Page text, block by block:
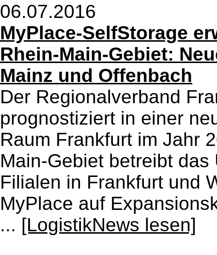
06.07.2016
MyPlace-SelfStorage
Rhein-Main-Gebiet:
Mainz und Offenbach
Der Regionalverband
prognostiziert in einer
Raum Frankfurt im Jahr
Main-Gebiet betreibt
Filialen in Frankfurt und
MyPlace auf
... [LogistikNews lesen]